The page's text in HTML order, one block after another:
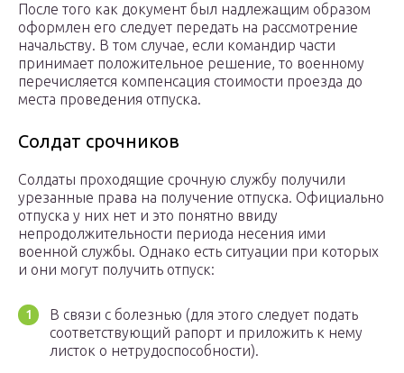
После того как документ был надлежащим образом
оформлен его следует передать на рассмотрение
начальству. В том случае, если командир части
принимает положительное решение, то военному
перечисляется компенсация стоимости проезда до
места проведения отпуска.
Солдат срочников
Солдаты проходящие срочную службу получили
урезанные права на получение отпуска. Официально
отпуска у них нет и это понятно ввиду
непродолжительности периода несения ими
военной службы. Однако есть ситуации при которых
и они могут получить отпуск:
В связи с болезнью (для этого следует подать
соответствующий рапорт и приложить к нему
листок о нетрудоспособности).